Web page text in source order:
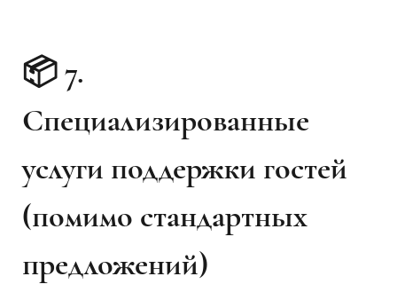
📦 7.
Специализированные
услуги поддержки гостей
(помимо стандартных
предложений)